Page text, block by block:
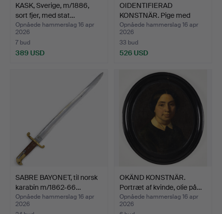
KASK, Sverige, m/1886,
sort fjer, med stat…
Opnåede hammerslag 16 apr
2026
7 bud
389 USD
OIDENTIFIERAD
KONSTNÄR. Pige med
kugle, si…
Opnåede hammerslag 16 apr
2026
33 bud
526 USD
SABRE BAYONET, til norsk
karabin m/1862-66…
Opnåede hammerslag 16 apr
2026
OKÄND KONSTNÄR.
Portræt af kvinde, olie på…
Opnåede hammerslag 16 apr
2026